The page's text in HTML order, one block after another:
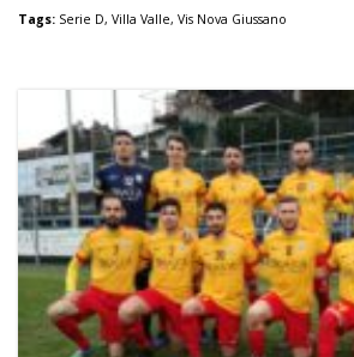
Tags: Serie D, Villa Valle, Vis Nova Giussano